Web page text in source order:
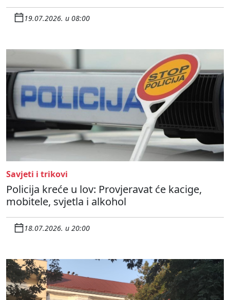
19.07.2026. u 08:00
Savjeti i trikovi
Policija kreće u lov: Provjeravat će kacige,
mobitele, svjetla i alkohol
18.07.2026. u 20:00